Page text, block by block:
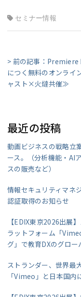
セミナー情報
> 前の記事：Premiere
につく無料のオンライ
ャスト×火燵共催≫
最近の投稿
動画ビジネスの戦略立
ース。（分析機能・AI
スの販売など）
情報セキュリティマネ
認証取得のお知らせ
【EDIX東京2026出展
ラットフォーム「
グ」で教育DXのグロー
ストランダー、世界最
「Vimeo」と日本国